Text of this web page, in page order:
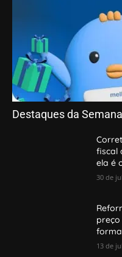
Destaques da Semana
fiscal
ela é
30 de
13 de